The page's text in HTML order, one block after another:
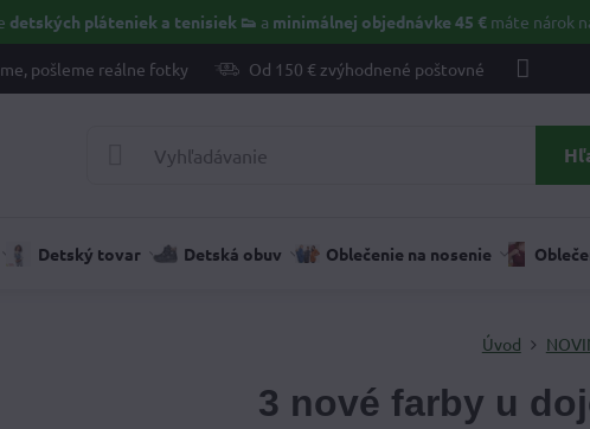
detských pláteniek a tenisiek 👟 a minimálnej objednávke 45 €máte nárok
pošleme reálne fotky Od 150 € zvýhodnené poštovné
Detský tovar Detská obuv Oblečenie na nosenie
Úvod
3 nové farby u